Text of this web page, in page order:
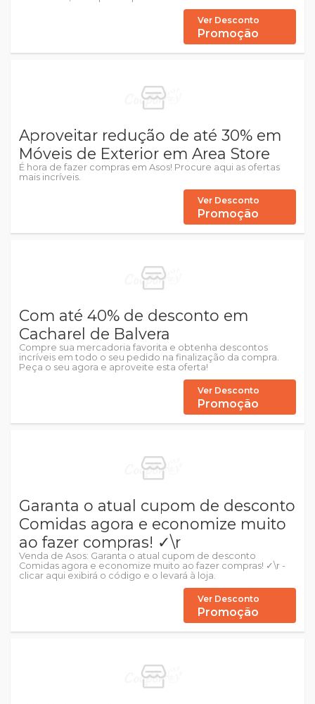
Ver Desconto
Promoção
Aproveitar redução de até 30% em
Móveis de Exterior em Area Store
É hora de fazer compras em Asos! Procure aqui as ofertas
mais incríveis.
Ver Desconto
Promoção
Com até 40% de desconto em
Cacharel de Balvera
Compre sua mercadoria favorita e obtenha descontos
incríveis em todo o seu pedido na finalização da compra.
Peça o seu agora e aproveite esta oferta!
Ver Desconto
Promoção
Garanta o atual cupom de desconto
Comidas agora e economize muito
ao fazer compras! ✓\r
Venda de Asos: Garanta o atual cupom de desconto
Comidas agora e economize muito ao fazer compras! ✓\r -
clicar aqui exibirá o código e o levará à loja.
Ver Desconto
Promoção